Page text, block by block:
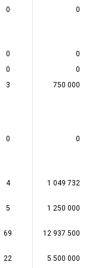
0 0
0 0
0 0
3 750 000
0 0
4 1 049 732
5 1 250 000
69 12 937 500
22 5 500 000